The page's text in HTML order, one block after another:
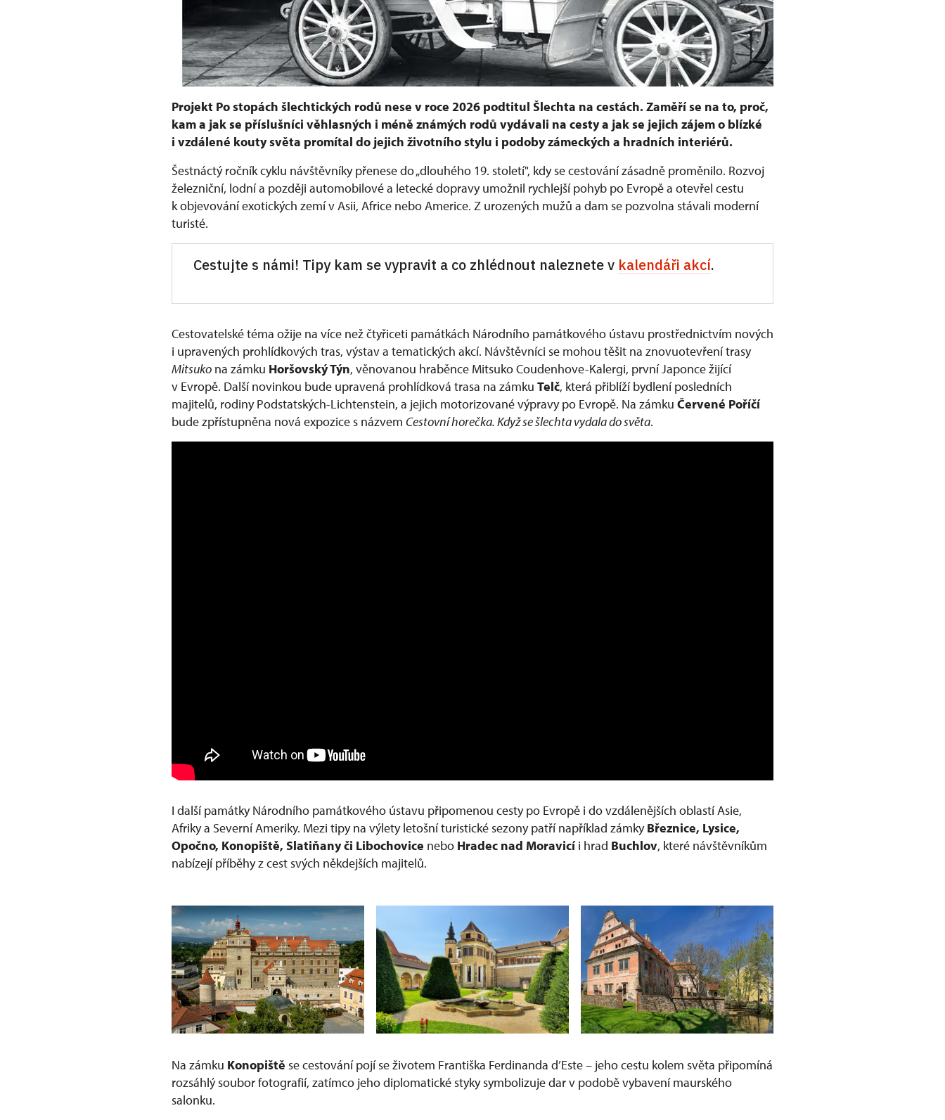
Projekt Po stopách šlechtických rodů nese v roce 2026 podtitul Šlechta na cestách. Zaměří se na to, proč,
kam a jak se příslušníci věhlasných i méně známých rodů vydávali na cesty a jak se jejich zájem o blízké
i vzdálené kouty světa promítal do jejich životního stylu i podoby zámeckých a hradních interiérů.
Šestnáctý ročník cyklu návštěvníky přenese do „dlouhého 19. století", kdy se cestování zásadně proměnilo. Rozvoj
železniční, lodní a později automobilové a letecké dopravy umožnil rychlejší pohyb po Evropě a otevřel cestu
k objevování exotických zemí v Asii, Africe nebo Americe. Z urozených mužů a dam se pozvolna stávali moderní
turisté.
Cestujte s námi! Tipy kam se vypravit a co zhlédnout naleznete v kalendáři akcí.
Cestovatelské téma ožije na více než čtyřiceti památkách Národního památkového ústavu prostřednictvím nových
i upravených prohlídkových tras, výstav a tematických akcí. Návštěvníci se mohou těšit na znovuotevření trasy
Mitsuko na zámku Horšovský Týn, věnovanou hraběnce Mitsuko Coudenhove-Kalergi, první Japonce žijící
v Evropě. Další novinkou bude upravená prohlídková trasa na zámku Telč, která přiblíží bydlení posledních
majitelů, rodiny Podstatských-Lichtenstein, a jejich motorizované výpravy po Evropě. Na zámku Červené Poříčí
bude zpřístupněna nová expozice s názvem Cestovní horečka. Když se šlechta vydala do světa.
I další památky Národního památkového ústavu připomenou cesty po Evropě i do vzdálenějších oblastí Asie,
Afriky a Severní Ameriky. Mezi tipy na výlety letošní turistické sezony patří například zámkyBřeznice, Lysice,
Opočno, Konopiště, Slatiňany či Libochovice nebo Hradec nad Moravicíi hrad Buchlov, které návštěvníkům
nabízejí příběhy z cest svých někdejších majitelů.
Na zámku Konopiště se cestování pojí se životem Františka Ferdinanda d’Este – jeho cestu kolem světa připomíná
rozsáhlý soubor fotografií, zatímco jeho diplomatické styky symbolizuje dar v podobě vybavení maurského
salonku.